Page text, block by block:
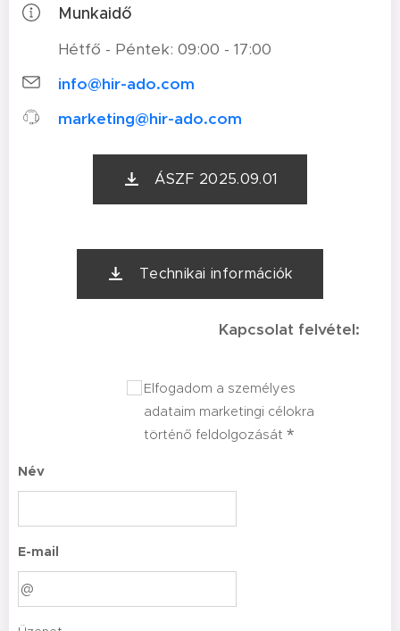
Munkaidő
Hétfő - Péntek: 09:00 - 17:00
info@hir-ado.com
marketing@hir-ado.com
ÁSZF 2025.09.01
Technikai információk
Kapcsolat felvétel:
Elfogadom a személyes
adataim marketingi célokra
történő feldolgozását
Név
E-mail